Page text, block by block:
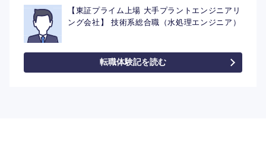
【東証プライム上場 大手プラントエンジニアリ
ング会社】 技術系総合職（水処理エンジニア）
転職体験記を読む